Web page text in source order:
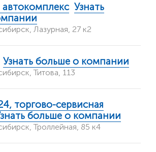
Узнать
Лазурная, 27 к2
Узнать больше о компании
Титова, 113
торгово-сервисная
больше о компании
Троллейная, 85 к4